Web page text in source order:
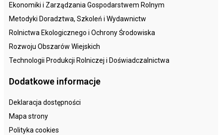
Ekonomiki i Zarządzania Gospodarstwem Rolnym
Metodyki Doradztwa, Szkoleń i Wydawnictw
Rolnictwa Ekologicznego i Ochrony Środowiska
Rozwoju Obszarów Wiejskich
Technologii Produkcji Rolniczej i Doświadczalnictwa
Dodatkowe informacje
Deklaracja dostępności
Mapa strony
Polityka cookies